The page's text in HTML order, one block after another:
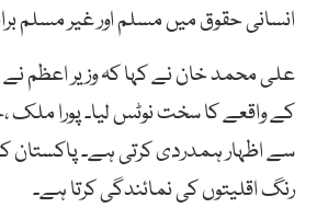
انسانی حقوق میں مسلم اور غیر مسلم
علی محمد خان نے کہا کہ وزیر اعظم
کے واقعے کا سخت نوٹس لیا۔ پورا ملک
سے اظہار ہمدردی کرتی ہے۔ پاکستان
رنگ اقلیتوں کی نمائندگی کرتا ہے۔